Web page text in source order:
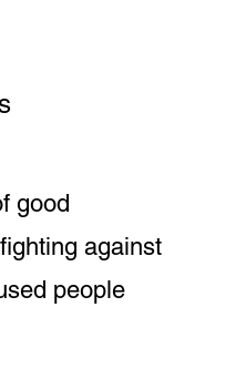
good
against
people